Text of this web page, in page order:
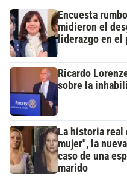
Encuesta
midieron el
liderazgo en el
Ricardo
sobre la
La historia real
mujer", la
caso de una
marido